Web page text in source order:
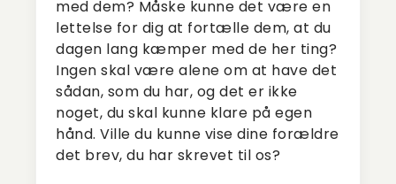
med dem? Måske kunne det være en
lettelse for dig at fortælle dem, at du
dagen lang kæmper med de her ting?
Ingen skal være alene om at have det
sådan, som du har, og det er ikke
noget, du skal kunne klare på egen
hånd. Ville du kunne vise dine forældre
det brev, du har skrevet til os?